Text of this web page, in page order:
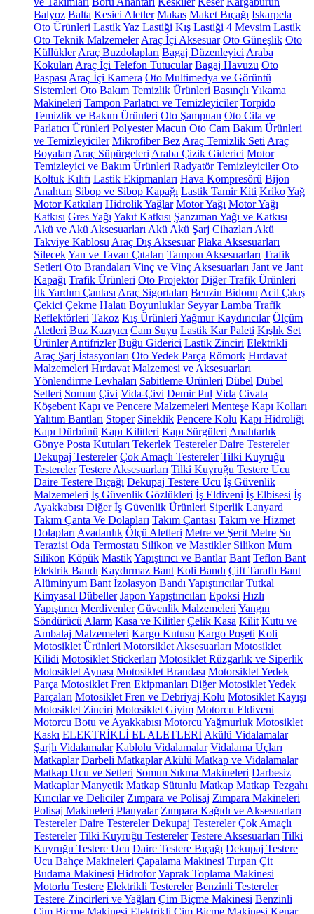
Balyoz Balta Kesici Aletler Makas Maket Bıçağı Iskarpela
Oto Ürünleri LastikYaz Lastiği Kış Lastiği 4 Mevsim Lastik
Oto Teknik Malzemeler Araç İçi Aksesuar Oto Güneşlik Oto
Küllükler Araç Buzdolapları Bagaj Düzenleyici Araba
Kokuları Araç İçi Telefon Tutucular Bagaj Havuzu Oto
Paspası Araç İçi Kamera Oto Multimedya ve Görüntü
Sistemleri Oto Bakım Temizlik Ürünleri Basınçlı Yıkama
Makineleri Tampon Parlatıcı ve Temizleyiciler Torpido
Temizlik ve Bakım Ürünleri Oto Şampuan Oto Cila ve
Parlatıcı Ürünleri Polyester Macun Oto Cam Bakım Ürünleri
ve Temizleyiciler Mikrofiber Bez Araç Temizlik Seti Araç
Boyaları Araç Süpürgeleri Araba Çizik Giderici Motor
Temizleyici ve Bakım Ürünleri Radyatör Temizleyiciler Oto
Koltuk Kılıfı Lastik Ekipmanları Hava Kompresörü Bijon
Anahtarı Sibop ve Sibop Kapağı Lastik Tamir Kiti KrikoYağ
Motor Katkıları Hidrolik Yağlar Motor Yağı Motor Yağı
Katkısı Gres Yağı Yakıt Katkısı Şanzıman Yağı ve Katkısı
Akü ve Akü Aksesuarları Akü Akü Şarj Cihazları Akü
Takviye Kablosu Araç Dış Aksesuar Plaka Aksesuarları
SilecekYan ve Tavan Çıtaları Tampon Aksesuarları Trafik
Setleri Oto Brandaları Vinç ve Vinç Aksesuarları Jant ve Jant
Kapağı Trafik Ürünleri Oto Projektör Diğer Trafik Ürünleri
İlk Yardım Çantası Araç Sigortaları Benzin Bidonu Acil Çıkış
Çekici Çekme Halatı Boyunluklar Seyyar Lamba Trafik
Reflektörleri Takoz Kış Ürünleri Yağmur Kaydırıcılar Ölçüm
Aletleri Buz Kazıyıcı Cam Suyu Lastik Kar Paleti Kışlık Set
Ürünler Antifrizler Buğu Giderici Lastik Zinciri Elektrikli
Araç Şarj İstasyonları Oto Yedek Parça Römork Hırdavat
Malzemeleri Hırdavat Malzemesi ve Aksesuarları
Yönlendirme Levhaları Sabitleme Ürünleri Dübel Dübel
Setleri Somun Çivi Vida-Çivi Demir Pul Vida Civata
Köşebent Kapı ve Pencere Malzemeleri Menteşe Kapı Kolları
Yalıtım Bantları Stoper Sineklik Pencere Kolu Kapı Hidroliği
Kapı Dürbünü Kapı Kilitleri Kapı Sürgüleri Anahtarlık
Gönye Posta Kutuları Tekerlek Testereler Daire Testereler
Dekupaj Testereler Çok Amaçlı Testereler Tilki Kuyruğu
Testereler Testere Aksesuarları Tilki Kuyruğu Testere Ucu
Daire Testere Bıçağı Dekupaj Testere Ucu İş Güvenlik
Malzemeleri İş Güvenlik Gözlükleri İş Eldiveni İş Elbisesi İş
Ayakkabısı Diğer İş Güvenlik Ürünleri Siperlik Lanyard
Takım Çanta Ve Dolapları Takım Çantası Takım ve Hizmet
Dolapları Avadanlık Ölçü Aletleri Metre ve Şerit Metre Su
Terazisi Oda Termostatı Silikon ve Mastikler Silikon Mum
Silikon Köpük MastikYapıştırıcı ve Bantlar Bant Teflon Bant
Elektrik Bandı Kaydırmaz Bant Koli Bandı Çift Taraflı Bant
Alüminyum Bant İzolasyon Bandı Yapıştırıcılar Tutkal
Kimyasal Dübeller Japon Yapıştırıcıları Epoksi Hızlı
Yapıştırıcı Merdivenler Güvenlik Malzemeleri Yangın
Söndürücü Alarm Kasa ve Kilitler Çelik Kasa Kilit Kutu ve
Ambalaj Malzemeleri Kargo Kutusu Kargo Poşeti Koli
Motosiklet Ürünleri Motorsiklet Aksesuarları Motosiklet
Kilidi Motosiklet Stickerları Motosiklet Rüzgarlık ve Siperlik
Motosiklet Aynası Motosiklet Brandası Motorsiklet Yedek
Parça Motosiklet Fren Ekipmanları Diğer Motosiklet Yedek
Parçaları Motosiklet Fren ve Debriyaj Kolu Motosiklet Kayışı
Motosiklet Zinciri Motosiklet Giyim Motorcu Eldiveni
Motorcu Botu ve Ayakkabısı Motorcu Yağmurluk Motosiklet
Kaskı ELEKTRİKLİ EL ALETLERİ Akülü Vidalamalar
Şarjlı Vidalamalar Kablolu Vidalamalar Vidalama Uçları
Matkaplar Darbeli Matkaplar Akülü Matkap ve Vidalamalar
Matkap Ucu ve Setleri Somun Sıkma Makineleri Darbesiz
Matkaplar Manyetik Matkap Sütunlu Matkap Matkap Tezgahı
Kırıcılar ve Deliciler Zımpara ve Polisaj Zımpara Makineleri
Polisaj Makineleri Planyalar Zımpara Kağıdı ve Aksesuarları
Testereler Daire Testereler Dekupaj Testereler Çok Amaçlı
Testereler Tilki Kuyruğu Testereler Testere Aksesuarları Tilki
Kuyruğu Testere Ucu Daire Testere Bıçağı Dekupaj Testere
Ucu Bahçe Makineleri Çapalama Makinesi Tırpan Çit
Budama Makinesi HidroforYaprak Toplama Makinesi
Motorlu Testere Elektrikli Testereler Benzinli Testereler
Testere Zincirleri ve Yağları Çim Biçme Makinesi Benzinli
Çim Biçme Makinesi Elektrikli Çim Biçme Makinesi Kenar